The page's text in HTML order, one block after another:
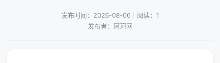
发布时间：2026-08-06｜阅读：1
发布者：珂珂网